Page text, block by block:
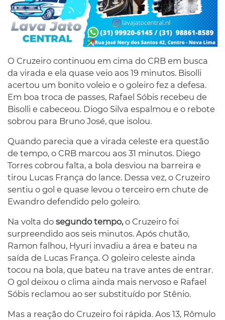
O Cruzeiro continuou em cima do CRB em busca
da virada e ela quase veio aos 19 minutos. Bisolli
acertou um bonito voleio e o goleiro fez a defesa.
Em boa troca de passes, Rafael Sóbis recebeu de
Bisolli e cabeceou. Diogo Silva espalmou e o rebote
sobrou para Bruno José, que isolou.
Quando parecia que a virada celeste era questão
de tempo, o CRB marcou aos 31 minutos. Diego
Torres cobrou falta, a bola desviou na barreira e
tirou Lucas França do lance. Dessa vez, o Cruzeiro
sentiu o gol e quase levou o terceiro em chute de
Ewandro defendido pelo goleiro.
Na volta do segundo tempo,o Cruzeiro foi
surpreendido aos seis minutos. Após chutão,
Ramon falhou, Hyuri invadiu a área e bateu na
saída de Lucas França. O goleiro celeste ainda
tocou na bola, que bateu na trave antes de entrar.
O gol deixou o clima ainda mais nervoso e Rafael
Sóbis reclamou ao ser substituído por Stênio.
Mas a reação do Cruzeiro foi rápida. Aos 13, Rômulo